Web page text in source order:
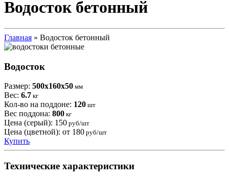
Водосток бетонный
Вы здесь
Главная » Водосток бетонный
Водосток
Размер: 500x160x50 мм
Вес: 6.7 кг
Кол-во на поддоне: 120 шт
Вес поддона: 800 кг
Цена (серый): 150 руб/шт
Цена (цветной): от 180 руб/шт
Купить
Технические характеристики